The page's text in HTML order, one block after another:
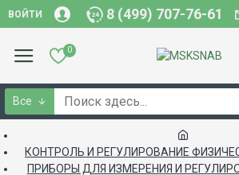
ВОЙТИ 8 (499) 707-76-61
0
Все
КОНТРОЛЬ И РЕГУЛИРОВАНИЕ
ПРИБОРЫ ДЛЯ ИЗМЕРЕНИЯ И